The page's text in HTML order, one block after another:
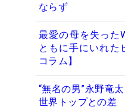
ならず
最愛の母を失った
ともに手にいれた
コラム】
“無名の男”永野竜
世界トップとの差